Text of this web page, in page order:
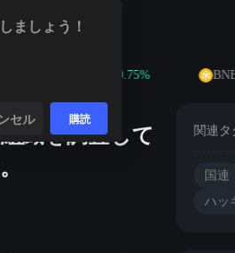
+0.75% BNB
織を調査して
関連タ
国連
ハッ
ましょう！
セル 購読